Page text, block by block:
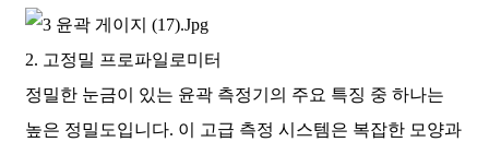
2. 고정밀 프로파일로미터
정밀한 눈금이 있는 윤곽 측정기의 주요 특징 중 하나는
높은 정밀도입니다. 이 고급 측정 시스템은 복잡한 모양과